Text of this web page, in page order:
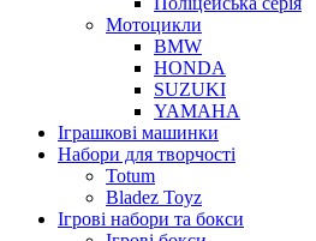
Мотоцикли
BMW
HONDA
SUZUKI
YAMAHA
Іграшкові машинки
Набори для творчості
Totum
Bladez Toyz
Ігрові набори та бокси